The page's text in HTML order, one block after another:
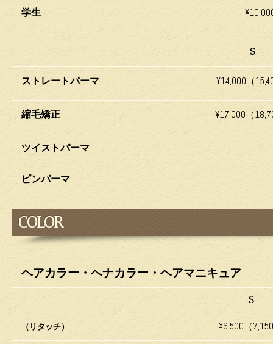
学生
S
ストレートパーマ ¥14,000（
縮毛矯正 ¥17,000（
ツイストパーマ
ピンパーマ
COLOR
ヘアカラー・ヘナカラー・ヘアマニキュア
S
（リタッチ） ¥6,500（